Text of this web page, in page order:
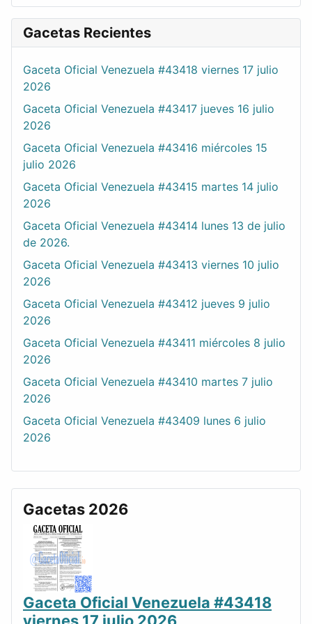
Gacetas Recientes
Gaceta Oficial Venezuela #43418 viernes 17 julio
2026
Gaceta Oficial Venezuela #43417 jueves 16 julio
2026
Gaceta Oficial Venezuela #43416 miércoles 15
julio 2026
Gaceta Oficial Venezuela #43415 martes 14 julio
2026
Gaceta Oficial Venezuela #43414 lunes 13 de julio
de 2026.
Gaceta Oficial Venezuela #43413 viernes 10 julio
2026
Gaceta Oficial Venezuela #43412 jueves 9 julio
2026
Gaceta Oficial Venezuela #43411 miércoles 8 julio
2026
Gaceta Oficial Venezuela #43410 martes 7 julio
2026
Gaceta Oficial Venezuela #43409 lunes 6 julio
2026
Gacetas 2026
Gaceta Oficial Venezuela #43418